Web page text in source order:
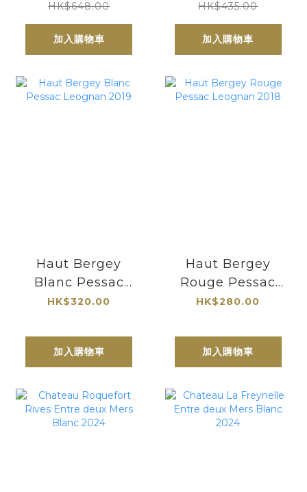
2024| 6支優惠價
$98/支
HK$648.00
加入購物車
Blanc 2024 |3支
優惠價 $120/支
HK$435.00
加入購物車
Haut Bergey
Blanc Pessac
Leognan 2019
HK$320.00
加入購物車
Haut Bergey
Rouge Pessac
Leognan 2018
HK$280.00
加入購物車